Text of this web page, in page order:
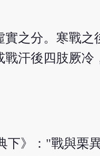
之分。寒戰
汗後四肢厥冷
下》："戰與栗